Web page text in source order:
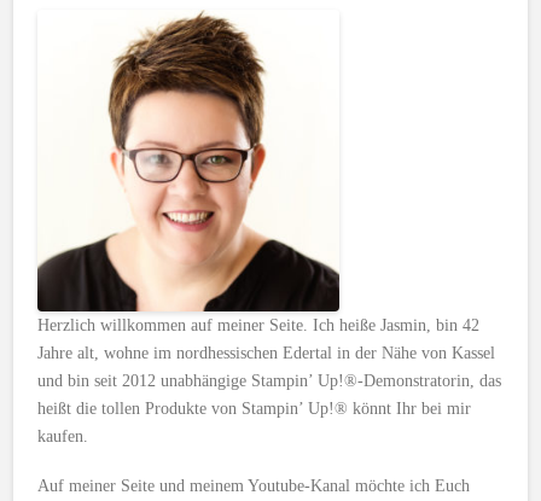
Herzlich willkommen auf meiner Seite. Ich heiße Jasmin, bin 42
Jahre alt, wohne im nordhessischen Edertal in der Nähe von Kassel
und bin seit 2012 unabhängige Stampin’ Up!®-Demonstratorin, das
heißt die tollen Produkte von Stampin’ Up!® könnt Ihr bei mir
kaufen.
Auf meiner Seite und meinem Youtube-Kanal möchte ich Euch